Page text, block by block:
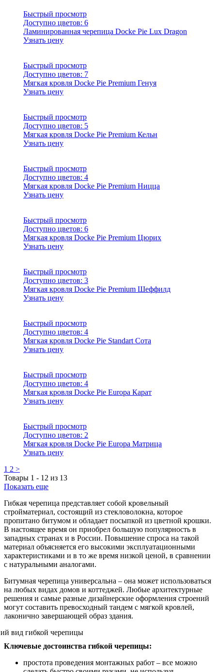
Быстрый просмотр
Доступно цветов: 6
Ламинированная черепица Docke Pie Lux Dragon
Узнать цену
Быстрый просмотр
Доступно цветов: 7
Мягкая кровля Docke Pie Premium Генуя
Узнать цену
Быстрый просмотр
Доступно цветов: 5
Мягкая кровля Docke Pie Premium Кельн
Узнать цену
Быстрый просмотр
Доступно цветов: 4
Мягкая кровля Docke Pie Premium Ницца
Узнать цену
Быстрый просмотр
Доступно цветов: 6
Мягкая кровля Docke Pie Premium Цюрих
Узнать цену
Быстрый просмотр
Доступно цветов: 3
Мягкая кровля Docke Pie Premium Шеффилд
Узнать цену
Быстрый просмотр
Доступно цветов: 4
Мягкая кровля Docke Pie Standart Сота
Узнать цену
Быстрый просмотр
Доступно цветов: 4
Мягкая кровля Docke Pie Europa Карат
Узнать цену
Быстрый просмотр
Доступно цветов: 2
Мягкая кровля Docke Pie Europa Матрица
Узнать цену
1 2 >
Товары 1 - 12 из 13
Показать еще
Гибкая черепица представляет собой кровельный
стройматериал, состоящий из стекловолокна, которое
пропитано битумом и обладает посыпкой из цветной крошки.
В настоящее время он приобрел большую популярность в
западных странах и в России. Повышение спроса на такой
материал объясняется его высокими эксплуатационными
характеристиками и в то же время низкой ценой, в сравнении
с натуральными аналогами.
Битумная черепица универсальна – она может использоваться
на любых видах домов и коттеджей. Любые архитектурные
решения и самые разные дизайнерские оформления строений
могут составить превосходный тандем с мягкой кровлей,
лаконично завершающей образ здания.
Ключевые достоинства гибкой черепицы:
простота проведения монтажных работ – все можно